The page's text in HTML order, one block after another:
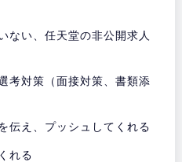
ない、任天堂の非公開求人
考対策（面接対策、書類添
伝え、プッシュしてくれる
れる